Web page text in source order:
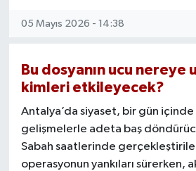
05 Mayıs 2026 - 14:38
Bu dosyanın ucu nereye
kimleri etkileyecek?
Antalya’da siyaset, bir gün içinde
gelişmelerle adeta baş
Sabah saatlerinde
operasyonun yankıları sürerken,